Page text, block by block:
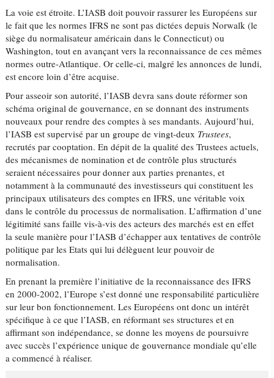
La voie est étroite. L’IASB doit pouvoir rassurer les Européens sur
le fait que les normes IFRS ne sont pas dictées depuis Norwalk (le
siège du normalisateur américain dans le Connecticut) ou
Washington, tout en avançant vers la reconnaissance de ces mêmes
normes outre-Atlantique. Or celle-ci, malgré les annonces de lundi,
est encore loin d’être acquise.
Pour asseoir son autorité, l’IASB devra sans doute réformer son
schéma original de gouvernance, en se donnant des instruments
nouveaux pour rendre des comptes à ses mandants. Aujourd’hui,
l’IASB est supervisé par un groupe de vingt-deux Trustees,
recrutés par cooptation. En dépit de la qualité des Trustees actuels,
des mécanismes de nomination et de contrôle plus structurés
seraient nécessaires pour donner aux parties prenantes, et
notamment à la communauté des investisseurs qui constituent les
principaux utilisateurs des comptes en IFRS, une véritable voix
dans le contrôle du processus de normalisation. L’affirmation d’une
légitimité sans faille vis-à-vis des acteurs des marchés est en effet
la seule manière pour l’IASB d’échapper aux tentatives de contrôle
politique par les Etats qui lui délèguent leur pouvoir de
normalisation.
En prenant la première l’initiative de la reconnaissance des IFRS
en 2000-2002, l’Europe s’est donné une responsabilité particulière
sur leur bon fonctionnement. Les Européens ont donc un intérêt
spécifique à ce que l’IASB, en réformant ses structures et en
affirmant son indépendance, se donne les moyens de poursuivre
avec succès l’expérience unique de gouvernance mondiale qu’elle
a commencé à réaliser.